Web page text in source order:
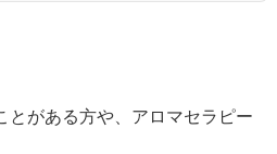
とがある方や、アロマセラピー